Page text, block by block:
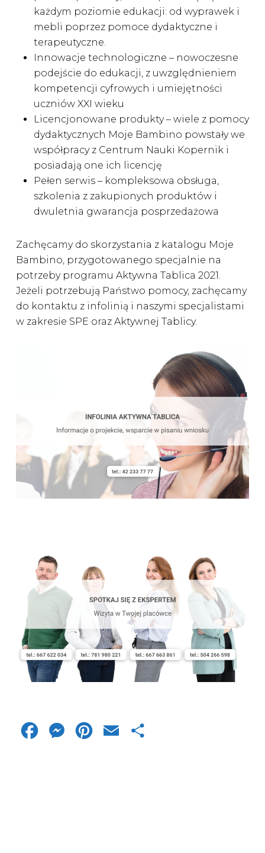
każdym poziomie edukacji: od wyprawek i
mebli poprzez pomoce dydaktyczne i
terapeutyczne.
Innowacje technologiczne – nowoczesne
podejście do edukacji, z uwzględnieniem
kompetencji cyfrowych i umiejętności
uczniów XXI wieku
Licencjonowane produkty – wiele z pomocy
dydaktycznych Moje Bambino powstały we
współpracy z Centrum Nauki Kopernik i
posiadają one ich licencję
Pełen serwis – kompleksowa obsługa,
szkolenia z zakupionych produktów i
dwuletnia gwarancja posprzedażowa
Zachęcamy do skorzystania z katalogu Moje
Bambino, przygotowanego specjalnie na
potrzeby programu Aktywna Tablica 2021.
Jeżeli potrzebują Państwo pomocy, zachęcamy
do kontaktu z infolinią i naszymi specjalistami
w zakresie SPE oraz Aktywnej Tablicy.
FacebookMessengerPinterest
Email